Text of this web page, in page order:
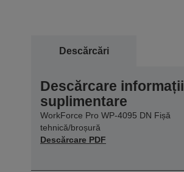
Descărcări
Descărcare informații
suplimentare
WorkForce Pro WP-4095 DN Fișă
tehnică/broșură
Descărcare PDF